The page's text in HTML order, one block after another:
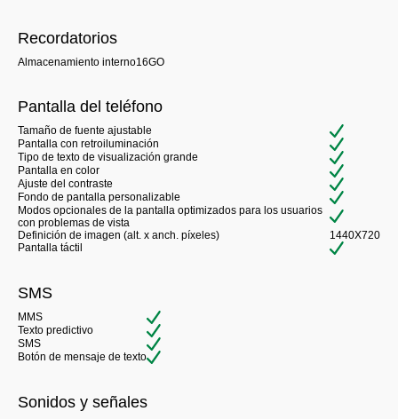
Recordatorios
Almacenamiento interno16GO
Pantalla del teléfono
Tamaño de fuente ajustable
Pantalla con retroiluminación
Tipo de texto de visualización grande
Pantalla en color
Ajuste del contraste
Fondo de pantalla personalizable
Modos opcionales de la pantalla optimizados para los usuarios
con problemas de vista
Definición de imagen (alt. x anch. píxeles)
1440X720
Pantalla táctil
SMS
MMS
Texto predictivo
SMS
Botón de mensaje de texto
Sonidos y señales